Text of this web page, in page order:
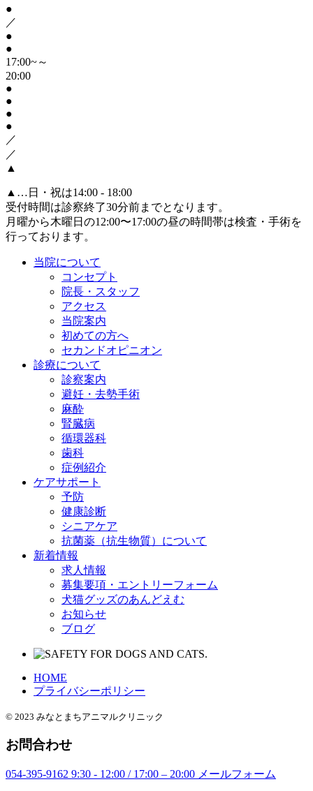
●
／
●
●
17:00~～
20:00
●
●
●
●
／
／
▲
▲ …日・祝は14:00 - 18:00
受付時間は診察終了30分前までとなります。
月曜から木曜日の12:00〜17:00の昼の時間帯は検査・手術を
行っております。
当院について
コンセプト
院長・スタッフ
アクセス
当院案内
初めての方へ
セカンドオピニオン
診療について
診察案内
避妊・去勢手術
麻酔
腎臓病
循環器科
歯科
症例紹介
ケアサポート
予防
健康診断
シニアケア
抗菌薬（抗生物質）について
新着情報
求人情報
募集要項・エントリーフォーム
犬猫グッズのあんどえむ
お知らせ
ブログ
HOME
プライバシーポリシー
© 2023 みなとまちアニマルクリニック
お問合わせ
054-395-9162 9:30 - 12:00 / 17:00 – 20:00 メールフォーム